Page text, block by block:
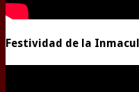
Festividad de la